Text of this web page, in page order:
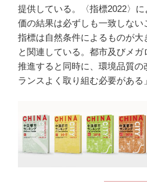
提供している。〈指標2022〉
価の結果は必ずしも一致しな
指標は自然条件によるものが大
と関連している。都市及びメ
推進すると同時に、環境品質
ランスよく取り組む必要がある